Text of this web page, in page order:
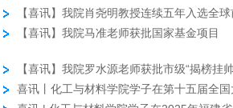
【喜讯】我院肖尧明教授连续五年入选全
【喜讯】我院马准老师获批国家基金项目
【喜讯】我院罗水源老师获批市级“揭榜挂
喜讯丨化工与材料学院学子在第十五届全